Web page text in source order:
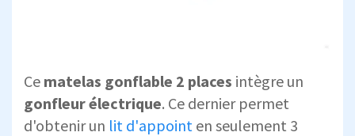
Ce matelas gonflable 2 places intègre un
gonfleur électrique. Ce dernier permet
d'obtenir un lit d'appoint en seulement 3